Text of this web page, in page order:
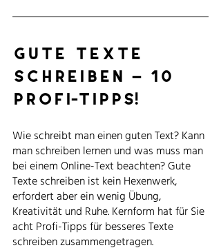
gute texte
schreiben – 10
profi-tipps!
Wie schreibt man einen guten Text? Kann
man schreiben lernen und was muss man
bei einem Online-Text beachten? Gute
Texte schreiben ist kein Hexenwerk,
erfordert aber ein wenig Übung,
Kreativität und Ruhe. Kernform hat für Sie
acht Profi-Tipps für besseres Texte
schreiben zusammengetragen.